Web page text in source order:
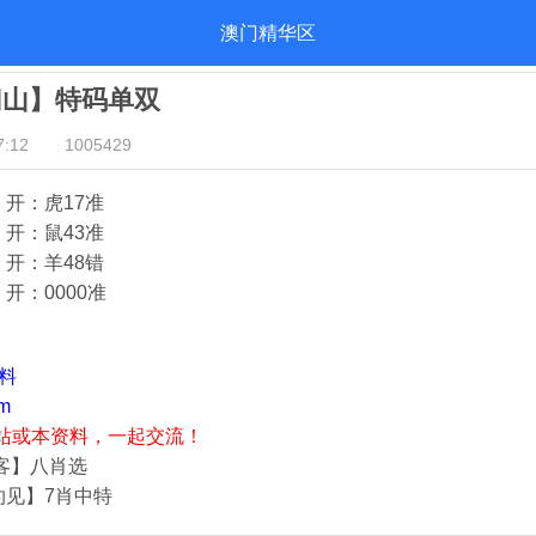
澳门精华区
】特码单双
1005429
：虎17准
：鼠43准
：羊48错
：0000准
或本资料，一起交流！
】八肖选
见】7肖中特